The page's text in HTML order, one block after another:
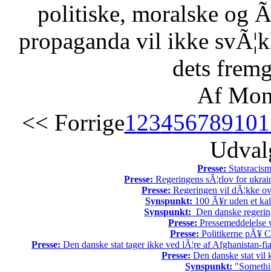
politiske, moralske og
propaganda vil ikke
dets
Af
<< Forrige12345678910
Presse:
Presse: Regeringens sÃ¦rlov for
Presse: Regeringen vil dÃ¦kke
Synspunkt: 100 Ã¥r uden et
Synspunkt: Den danske
Presse:
Presse: Politikerne pÃ¥
Presse: Den danske stat tager ikke ved lÃ¦re af Afghanistan-
Presse: Den danske stat vil
Synspunkt: